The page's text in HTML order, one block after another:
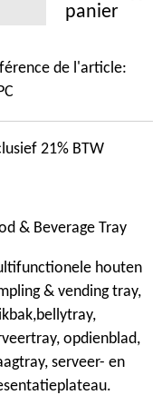
panier
de l'article:
21% BTW
& Beverage Tray
houten
& vending tray,
opdienblad,
serveer- en